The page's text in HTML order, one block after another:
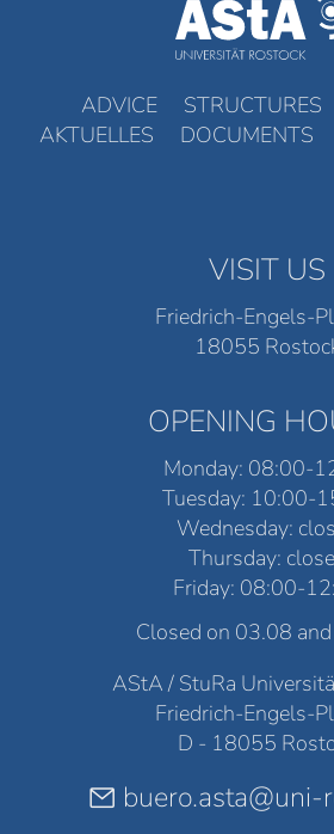
ADVICE STRUCTURES
AKTUELLES
DOCUMENTS
VISIT US
Friedrich-Engels-
18055
OPENING
Monday: 08:00-
Tuesday: 10:00-
Wednesday:
Thursday:
Friday: 08:00-
Closed on 03.08
AStA / StuRa
Friedrich-Engels-
D - 18055
buero.asta@uni-